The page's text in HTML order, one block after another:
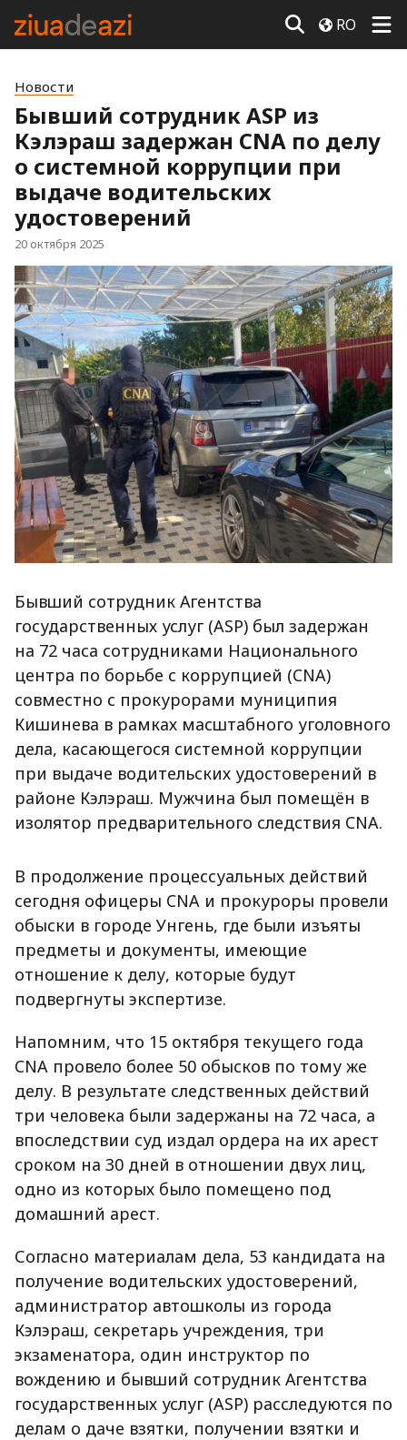
RO
Новости
Бывший сотрудник ASP из
Кэлэраш задержан CNA по делу
о системной коррупции при
выдаче водительских
удостоверений
20 октября 2025
Бывший сотрудник Агентства
государственных услуг (ASP) был задержан
на 72 часа сотрудниками Национального
центра по борьбе с коррупцией (CNA)
совместно с прокурорами муниципия
Кишинева в рамках масштабного уголовного
дела, касающегося системной коррупции
при выдаче водительских удостоверений в
районе Кэлэраш. Мужчина был помещён в
изолятор предварительного следствия CNA.
В продолжение процессуальных действий
сегодня офицеры CNA и прокуроры провели
обыски в городе Унгень, где были изъяты
предметы и документы, имеющие
отношение к делу, которые будут
подвергнуты экспертизе.
Напомним, что 15 октября текущего года
CNA провело более 50 обысков по тому же
делу. В результате следственных действий
три человека были задержаны на 72 часа, а
впоследствии суд издал ордера на их арест
сроком на 30 дней в отношении двух лиц,
одно из которых было помещено под
домашний арест.
Согласно материалам дела, 53 кандидата на
получение водительских удостоверений,
администратор автошколы из города
Кэлэраш, секретарь учреждения, три
экзаменатора, один инструктор по
вождению и бывший сотрудник Агентства
государственных услуг (ASP) расследуются по
делам о даче взятки, получении взятки и